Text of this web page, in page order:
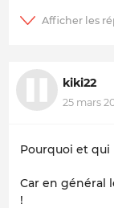
kiki22
25 mars
Pourquoi et qui
Car en général
!